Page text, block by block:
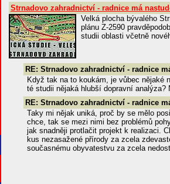
Strnadovo zahradnictví - radnice má
Velká plocha bývalého
plánu Z-2590
studii oblasti včetně
RE: Strnadovo zahradnictví - radnice
Když tak na to koukám, je vůbec nějaké
té studii nějaká hlubší dopravní
RE: Strnadovo zahradnictví - radnice
Taky mi nějak uniká, proč by se mělo
chce, tak se mezi nimi bez problémů
jak snadněji protlačit projekt k realizaci.
kus nezasažené přírody za zcela
současnému obyvatestvu za zcela